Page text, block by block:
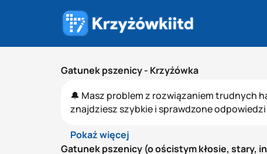
Gatunek pszenicy - Krzyżówka
🔔 Masz problem z rozwiązaniem trudnych
znajdziesz szybkie i sprawdzone
Pokaż więcej
Gatunek pszenicy (o ościstym kłosie, stary,